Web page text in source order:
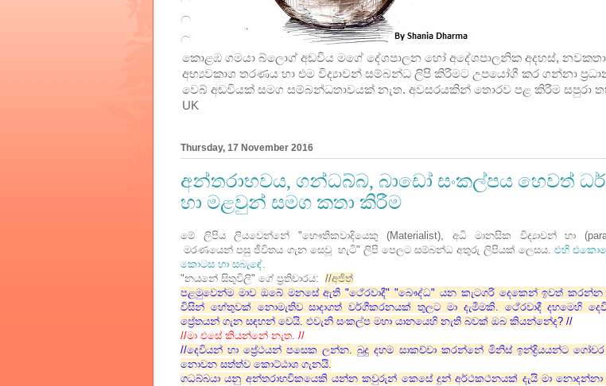
කොළඹ ගමයා බ්ලොග් අඩවිය මගේ දේශපාලන හෝ අදේශපාලනික අදහස්, නවකතා
අභ්‍යවකාශ තරණය හා එම විද්‍යාවන් සම්බන්ධ ලිපි කිරීමට උපයෝගී කර ගන්නා
වෙබ් අඩවියක් සමග සම්බන්ධතාවයක් නැත. අවසරයකින් තොරව පළ කිරීම සපුරා
UK
Thursday, 17 November 2016
අන්තරාභවය, ගන්ධබ්බ, බාඩෝ සංකල්පය හෙවත්
හා මළවුන් සමග කතා කිරීම
මේ ලිපිය ලියවෙන්නේ "භෞතිකවාදියෙකු (Materialist), අධි මානසික විද්‍යාවන් හා
මරණයෙන් පසු ජීවිතය ගැන සෙවූ හැටි" ලිපි පෙලට සම්බන්ධ අතුරු ලිපියක් ලෙසය. එහි
කොටස හා සබැඳේ.
"නයනේ සිතුවිලි" ගේ ප්‍රතිචාරය: //අජිත්
පළමුවෙන්ම මාව ඔබේ මනසේ ඇති "ථේරවාදී" "බෞද්ධ" යන කැටගරි දෙකෙන් ඉවත්
විසින් හේතුවක් නොමැතිව සාදාගත් වර්ගීකරනයක් තුලට මා දැමීමකි. ථේරවාදී දහමෙහි
ප්‍රේතයන් ගැන සඳහන් වෙයි. එවැනි සංකල්ප මහා යානයෙහි නැති බවක් ඔබ කියන්නේද? //
//මා එසේ කියන්නේ නැත. //
//දෙවියන් හා ප්‍රේථයන් පසෙක ලන්න. බුදු දහම සාකච්චා කරන්නේ මිනිස් ඉන්ද්‍රියයන්ට
නොවන සත්ත්ව කොට්ඨාශ ගැනයි.
ගධබ්බයා යනු අන්තරාභවිකයෙකි යන්න කවුරුන් කෙසේ දුන් අර්ථකථනයක් දැයි මා